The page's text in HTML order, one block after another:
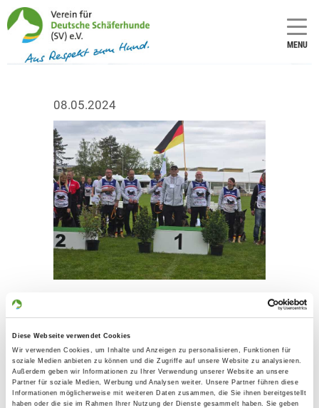
Diese Webseite verwendet Cookies
Wir verwenden Cookies, um Inhalte und Anzeigen zu personalisieren, Funktionen für
soziale Medien anbieten zu können und die Zugriffe auf unsere Website zu analysieren.
Außerdem geben wir Informationen zu Ihrer Verwendung unserer Website an unsere
Partner für soziale Medien, Werbung und Analysen weiter. Unsere Partner führen diese
Informationen möglicherweise mit weiteren Daten zusammen, die Sie ihnen bereitgestellt
haben oder die sie im Rahmen Ihrer Nutzung der Dienste gesammelt haben. Sie geben
MENU
08.05.2024
WUSV-
Weltmeisterschaft
UNIVERSAL 2024